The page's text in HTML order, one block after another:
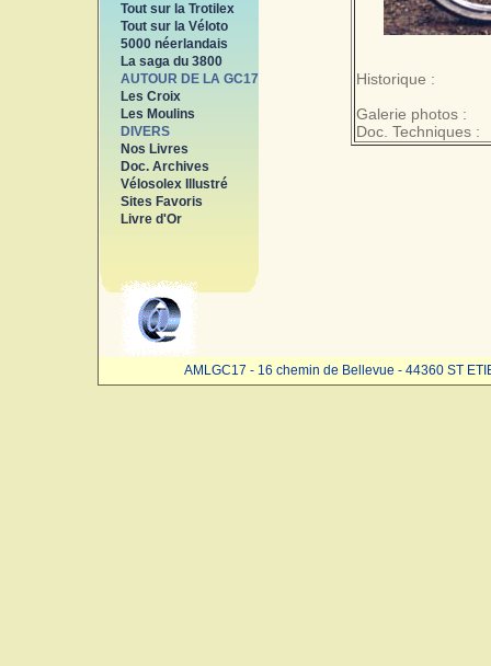
Tout sur la Trotilex
Tout sur la Véloto
5000 néerlandais
La saga du 3800
AUTOUR DE LA GC17
Les Croix
Les Moulins
DIVERS
Nos Livres
Doc. Archives
Vélosolex Illustré
Sites Favoris
Livre d'Or
Historique :
Galerie photos :
Doc. Techniques :
AMLGC17 - 16 chemin de Bellevue - 44360 ST